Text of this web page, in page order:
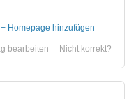
Homepage hinzufügen
Nicht korrekt?
bearbeiten